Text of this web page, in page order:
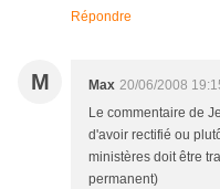
Répondre
M Max 20/06/2008
Le commentaire de
d'avoir rectifié ou
ministères doit être
permanent)